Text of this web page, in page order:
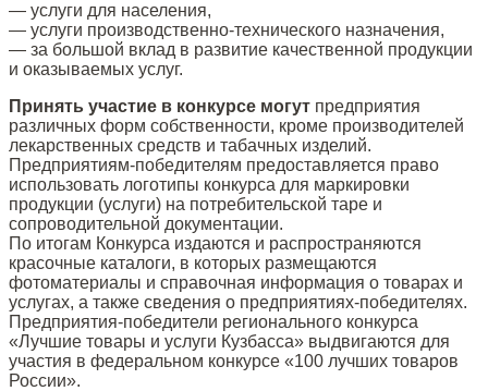
— услуги для населения,
— услуги производственно-технического назначения,
— за большой вклад в развитие качественной продукции
и оказываемых услуг.
Принять участие в конкурсе могут предприятия
различных форм собственности, кроме производителей
лекарственных средств и табачных изделий.
Предприятиям-победителям предоставляется право
использовать логотипы конкурса для маркировки
продукции (услуги) на потребительской таре и
сопроводительной документации.
По итогам Конкурса издаются и распространяются
красочные каталоги, в которых размещаются
фотоматериалы и справочная информация о товарах и
услугах, а также сведения о предприятиях-победителях.
Предприятия-победители регионального конкурса
«Лучшие товары и услуги Кузбасса» выдвигаются для
участия в федеральном конкурсе «100 лучших товаров
России».